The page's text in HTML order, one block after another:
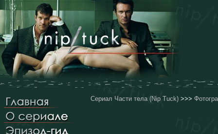
Сериал Части тела (Nip Tuck) >>>